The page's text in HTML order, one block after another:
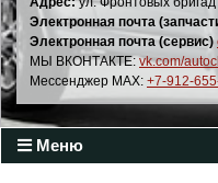
Электронная почта
Электронная почта (сервис)
МЫ ВКОНТАКТЕ: vk.com/
Мессенджер MAX: +7-912-
Меню